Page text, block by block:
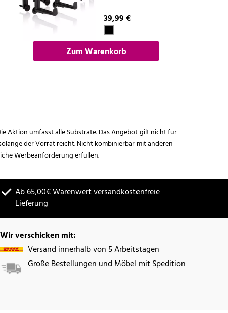
39,99 €
Zum Warenkorb
Aktion umfasst alle Substrate. Das Angebot gilt nicht für
der Vorrat reicht. Nicht kombinierbar mit anderen
Werbeanforderung erfüllen.
Ab 65,00€ Warenwert versandkostenfreie
Lieferung
Wir verschicken mit:
Versand innerhalb von 5 Arbeitstagen
Große Bestellungen und Möbel mit Spedition